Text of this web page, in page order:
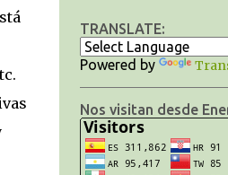
TRANSLATE:
Powered by
Nos visitan desde